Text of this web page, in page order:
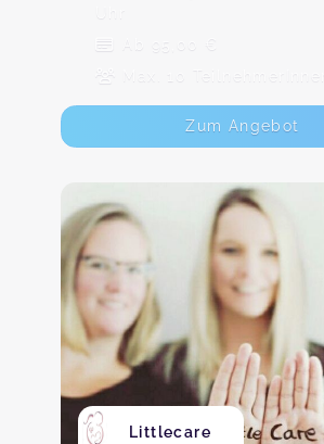
Ab 95,00 €
Max. 10 TeilnehmerInnen
Zum Angebot
Littlecare